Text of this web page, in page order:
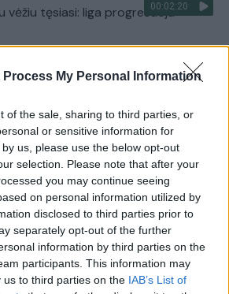
Process My Personal Information
of the sale, sharing to third parties, or
or sensitive information for
us, please use the below opt-out
selection. Please note that after your
you may continue seeing
on personal information utilized by
disclosed to third parties prior to
separately opt-out of the further
information by third parties on the
participants. This information may
us to third parties on the IAB’s List of
00:02:20
vėžiu tęsiasi: liga progresuoja
įrašai
00:00:30
avarijos Vilniaus r.: dviejų moterų ir
nepavyko